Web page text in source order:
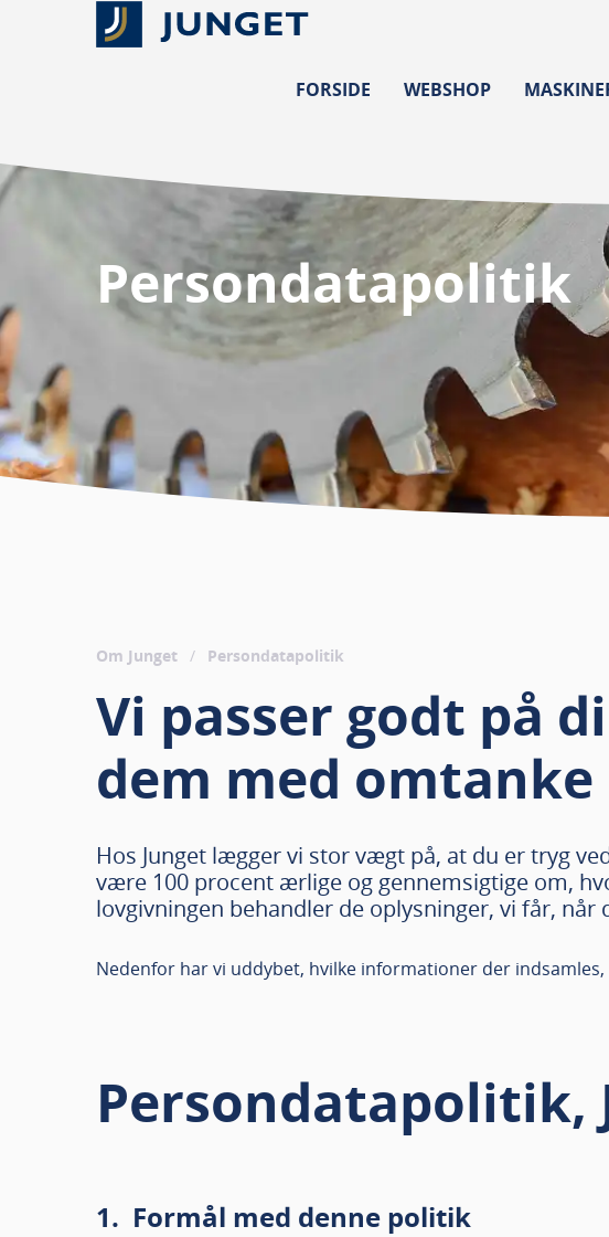
FORSIDE WEBSHOP
Persondatapolitik
Om Junget / Persondatapolitik
Vi passer godt på
dem med omtanke
Hos Junget lægger vi stor vægt på, at du er tryg
være 100 procent ærlige og gennemsigtige om,
lovgivningen behandler de oplysninger, vi får, når
Nedenfor har vi uddybet, hvilke informationer der
Persondatapolitik,
1. Formål med denne politik